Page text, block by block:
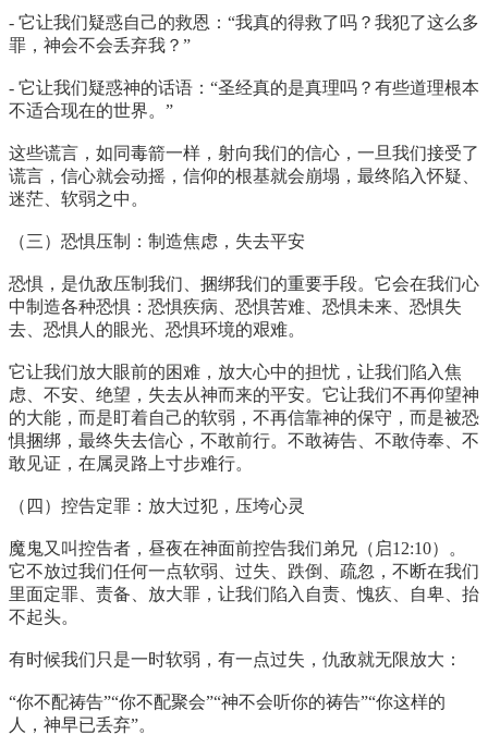
- 它让我们疑惑自己的救恩：“我真的得救了吗？我犯了这么多
罪，神会不会丢弃我？”
- 它让我们疑惑神的话语：“圣经真的是真理吗？有些道理根本
不适合现在的世界。”
这些谎言，如同毒箭一样，射向我们的信心，一旦我们接受了
谎言，信心就会动摇，信仰的根基就会崩塌，最终陷入怀疑、
迷茫、软弱之中。
（三）恐惧压制：制造焦虑，失去平安
恐惧，是仇敌压制我们、捆绑我们的重要手段。它会在我们心
中制造各种恐惧：恐惧疾病、恐惧苦难、恐惧未来、恐惧失
去、恐惧人的眼光、恐惧环境的艰难。
它让我们放大眼前的困难，放大心中的担忧，让我们陷入焦
虑、不安、绝望，失去从神而来的平安。它让我们不再仰望神
的大能，而是盯着自己的软弱，不再信靠神的保守，而是被恐
惧捆绑，最终失去信心，不敢前行。不敢祷告、不敢侍奉、不
敢见证，在属灵路上寸步难行。
（四）控告定罪：放大过犯，压垮心灵
魔鬼又叫控告者，昼夜在神面前控告我们弟兄（启12:10）。
它不放过我们任何一点软弱、过失、跌倒、疏忽，不断在我们
里面定罪、责备、放大罪，让我们陷入自责、愧疚、自卑、抬
不起头。
有时候我们只是一时软弱，有一点过失，仇敌就无限放大：
“你不配祷告”“你不配聚会”“神不会听你的祷告”“你这样的
人，神早已丢弃”。